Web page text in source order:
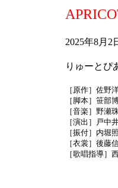
2025年8月
りゅーとぴ
［原作］佐野
［脚本］笹部
［音楽］野瀬
［演出］戸中
［振付］内堀
［衣裳］後藤
［歌唱指導］